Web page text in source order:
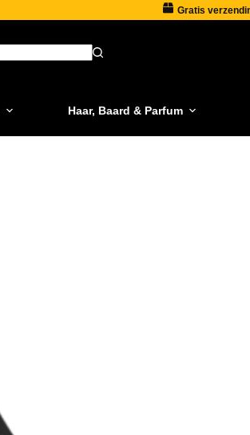
Gratis
Haar, Baard & Parfum